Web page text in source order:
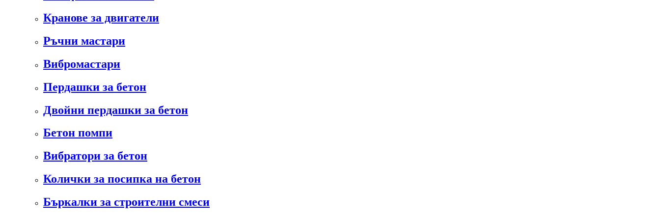
Кранове за двигатели
Ръчни мастари
Вибромастари
Пердашки за бетон
Двойни пердашки за бетон
Бетон помпи
Вибратори за бетон
Колички за посипка на бетон
Бъркалки за строителни смеси